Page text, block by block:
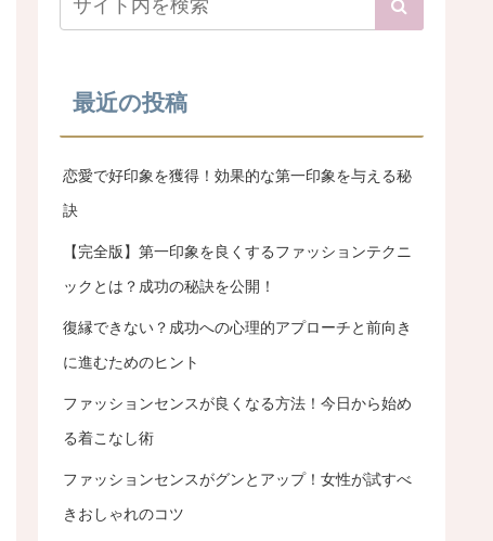
最近の投稿
恋愛で好印象を獲得！効果的な第一印象を与える秘
訣
【完全版】第一印象を良くするファッションテクニ
ックとは？成功の秘訣を公開！
復縁できない？成功への心理的アプローチと前向き
に進むためのヒント
ファッションセンスが良くなる方法！今日から始め
る着こなし術
ファッションセンスがグンとアップ！女性が試すべ
きおしゃれのコツ